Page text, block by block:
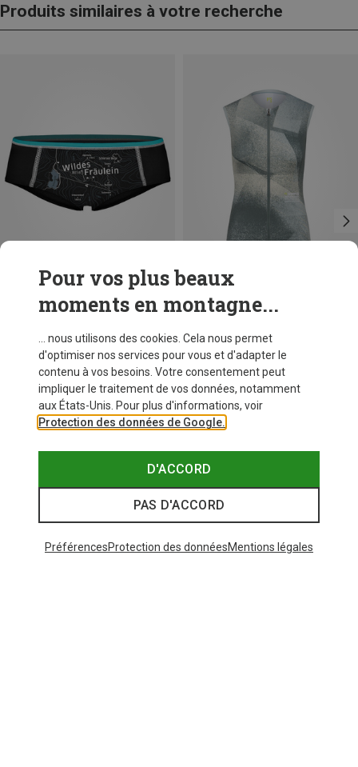
Produits similaires à votre recherche
Vous économisez 10% Vous économisez 35%
Pour vos plus beaux
moments en montagne...
... nous utilisons des cookies. Cela nous permet
d'optimiser nos services pour vous et d'adapter le
contenu à vos besoins. Votre consentement peut
impliquer le traitement de vos données, notamment
aux États-Unis. Pour plus d'informations, voir
Protection des données de Google.
D'ACCORD
PAS D'ACCORD
PréférencesProtection des donnéesMentions légales